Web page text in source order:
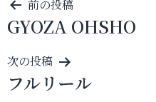
投
稿
ナ
ビ
ゲ
前の投稿
GYOZA OHSHO
次の投稿
フルリール